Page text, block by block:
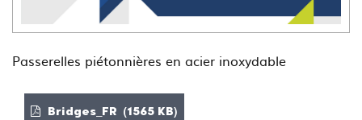
Passerelles piétonnières en acier inoxydable
Bridges_FR (1565 KB)